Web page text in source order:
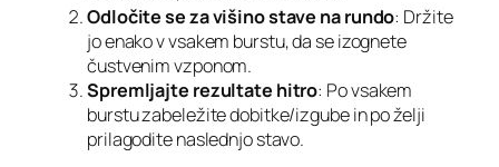
Odločite se za višino stave na rundo: Držite
jo enako v vsakem burstu, da se izognete
čustvenim vzponom.
Spremljajte rezultate hitro: Po vsakem
burstu zabeležite dobitke/izgube in po želji
prilagodite naslednjo stavo.